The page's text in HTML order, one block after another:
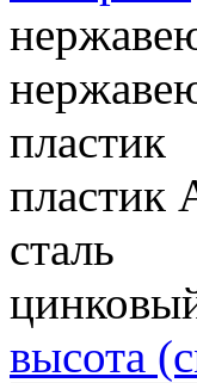
пластик
пластик
сталь
высота